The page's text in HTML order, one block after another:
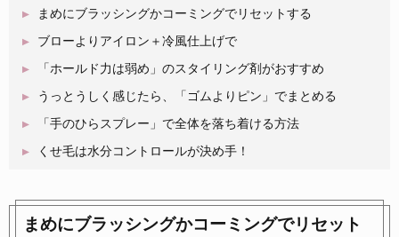
まめにブラッシングかコーミングでリセットする
ブローよりアイロン＋冷風仕上げで
「ホールド力は弱め」のスタイリング剤がおすすめ
うっとうしく感じたら、「ゴムよりピン」でまとめる
「手のひらスプレー」で全体を落ち着ける方法
くせ毛は水分コントロールが決め手！
まめにブラッシングかコーミングでリセット